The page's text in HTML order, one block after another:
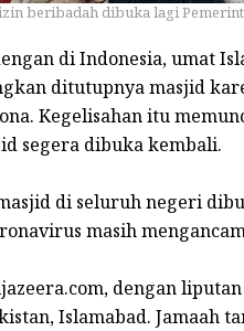
beribadah dibuka lagi
di Indonesia, umat
ditutupnya masjid
Kegelisahan itu
segera dibuka kembali.
di seluruh negeri
masih
dengan
Islamabad. Jamaah